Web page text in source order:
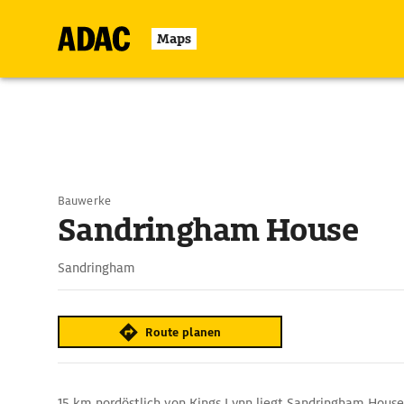
Maps
Bauwerke
Sandringham House
Sandringham
Route planen